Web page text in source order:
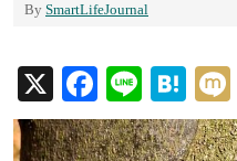
By SmartLifeJournal
X Facebook
Line